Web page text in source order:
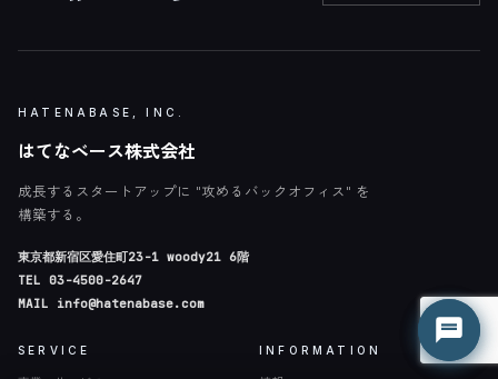
HATENABASE, INC.
はてなベース株式会社
成長するスタートアップに "攻めるバックオフィス" を
構築する。
東京都新宿区愛住町23-1 woody21 6階
TEL 03-4500-2647
MAIL info@hatenabase.com
SERVICE INFORMATION
● オンライン（平日 9:00-18:00）
● オンライン（平日 9:00-18:00）